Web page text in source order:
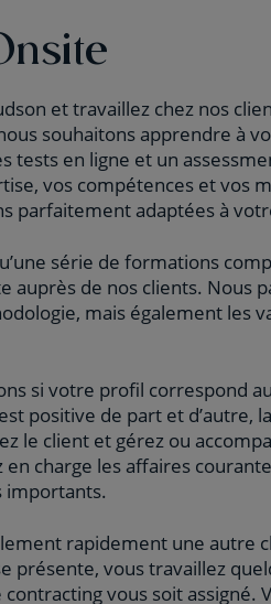
et travaillez chez nos
souhaitons apprendre à
tests en ligne et un
vos compétences et vos
parfaitement adaptées à
série de formations
auprès de nos clients. Nous
mais également les
si votre profil correspond
positive de part et d’autre, la
le client et gérez ou
charge les affaires
importants.
rapidement une autre
présente, vous travaillez
vous soit assigné.